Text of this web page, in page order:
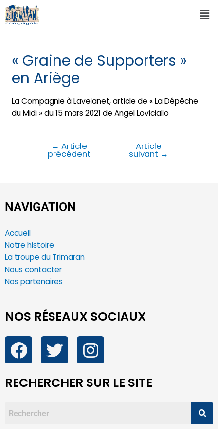
« Graine de Supporters »
en Ariège
La Compagnie à Lavelanet, article de « La Dépêche
du Midi » du 15 mars 2021 de Angel Loviciallo
← Article
précédent
Article
suivant →
NAVIGATION
Accueil
Notre histoire
La troupe du Trimaran
Nous contacter
Nos partenaires
NOS RÉSEAUX SOCIAUX
RECHERCHER SUR LE SITE